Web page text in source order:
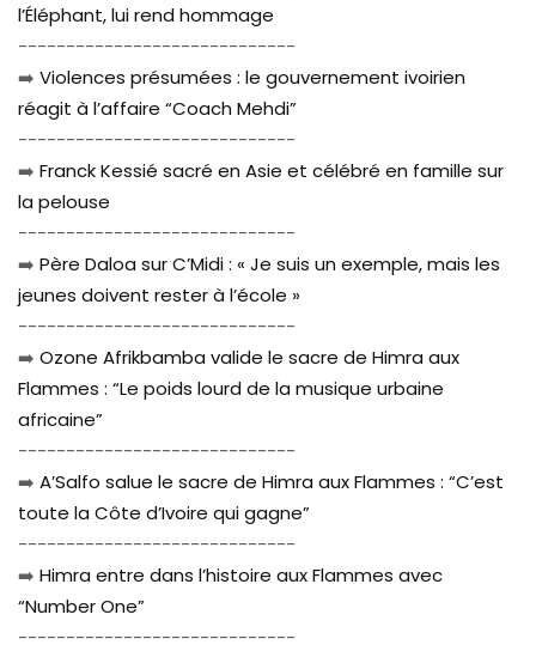
l’Éléphant, lui rend hommage
-----------------------------
➡️ Violences présumées : le gouvernement ivoirien
réagit à l’affaire “Coach Mehdi”
-----------------------------
➡️ Franck Kessié sacré en Asie et célébré en famille sur
la pelouse
-----------------------------
➡️ Père Daloa sur C’Midi : « Je suis un exemple, mais les
jeunes doivent rester à l’école »
-----------------------------
➡️ Ozone Afrikbamba valide le sacre de Himra aux
Flammes : “Le poids lourd de la musique urbaine
africaine”
-----------------------------
➡️ A’Salfo salue le sacre de Himra aux Flammes : “C’est
toute la Côte d’Ivoire qui gagne”
-----------------------------
➡️ Himra entre dans l’histoire aux Flammes avec
“Number One”
-----------------------------